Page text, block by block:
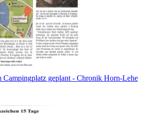
Campingplatz geplant - Chronik Horn-Lehe